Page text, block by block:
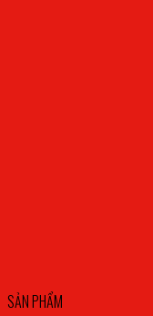
SẢN PHẨM